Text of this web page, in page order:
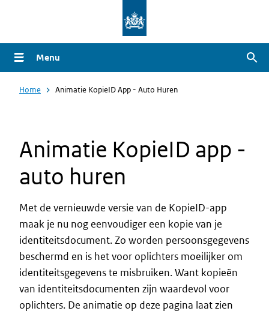
naar
de
gaan
Menu
Home Animatie KopieID App - Auto Huren
Animatie KopieID app -
auto huren
Met de vernieuwde versie van de KopieID-app
maak je nu nog eenvoudiger een kopie van je
identiteitsdocument. Zo worden persoonsgegevens
beschermd en is het voor oplichters moeilijker om
identiteitsgegevens te misbruiken. Want kopieën
van identiteitsdocumenten zijn waardevol voor
oplichters. De animatie op deze pagina laat zien